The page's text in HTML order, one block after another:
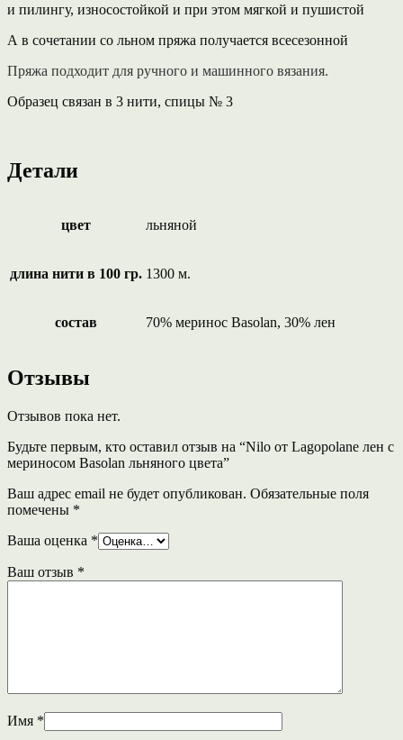
и пилингу, износостойкой и при этом мягкой и пушистой
А в сочетании со льном пряжа получается всесезонной
Пряжа подходит для ручного и машинного вязания.
Образец связан в 3 нити, спицы № 3
Детали
цвет льняной
длина нити в 100 гр. 1300 м.
состав 70% меринос Basolan, 30% лен
Отзывы
Отзывов пока нет.
Будьте первым, кто оставил отзыв на “Nilo от Lagopolane лен c
мериносом Basolan льняного цвета”
Ваш адрес email не будет опубликован. Обязательные поля
помечены *
Ваша оценка *
Ваш отзыв *
Имя *